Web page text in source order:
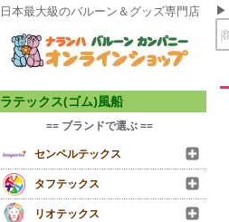
日本最大級のバルーン＆グッズ専門店
ラテックス(ゴム)風船
== ブランドで選ぶ ==
センペルテックス
タフテックス
リオテックス